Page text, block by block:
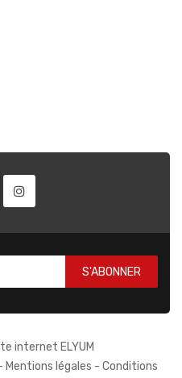
S'ABONNER
internet ELYUM
Mentions légales - Conditions